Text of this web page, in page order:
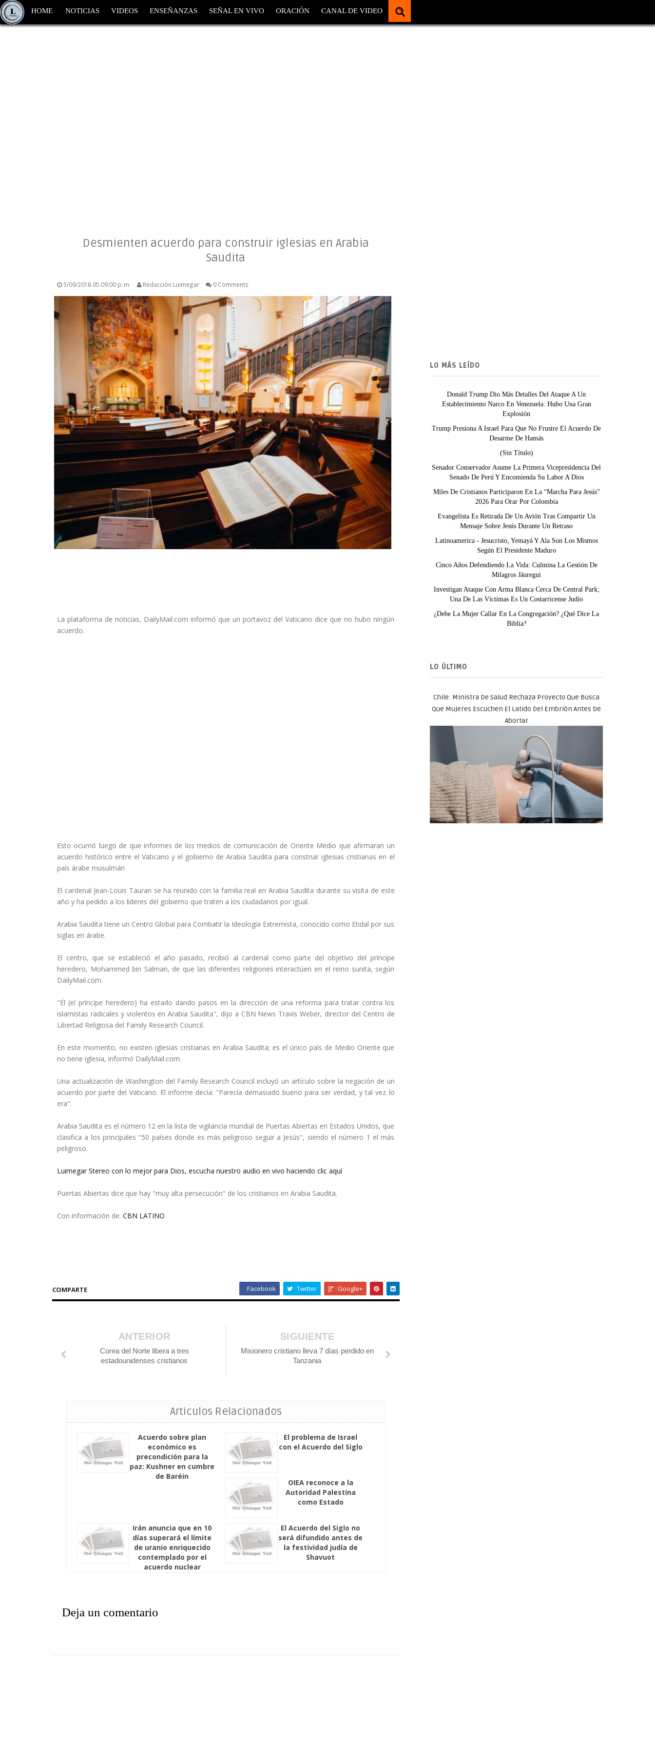
HOME NOTICIAS VIDEOS ENSEÑANZAS SEÑAL EN VIVO ORACIÓN CANAL DE VIDEO
Desmienten acuerdo para construir iglesias en Arabia
Saudita
5/09/2018 05:09:00 p. m. Redacción Luimegar 0 Comments
La plataforma de noticias, DailyMail.com informó que un portavoz del Vaticano dice que no hubo ningún
acuerdo.
Esto ocurrió luego de que informes de los medios de comunicación de Oriente Medio que afirmaran un
acuerdo histórico entre el Vaticano y el gobierno de Arabia Saudita para construir iglesias cristianas en el
país árabe musulmán
El cardenal Jean-Louis Tauran se ha reunido con la familia real en Arabia Saudita durante su visita de este
año y ha pedido a los líderes del gobierno que traten a los ciudadanos por igual.
Arabia Saudita tiene un Centro Global para Combatir la Ideología Extremista, conocido como Etidal por sus
siglas en árabe.
El centro, que se estableció el año pasado, recibió al cardenal como parte del objetivo del príncipe
heredero, Mohammed bin Salman, de que las diferentes religiones interactúen en el reino sunita, según
DailyMail.com.
"Él (el príncipe heredero) ha estado dando pasos en la dirección de una reforma para tratar contra los
islamistas radicales y violentos en Arabia Saudita", dijo a CBN News Travis Weber, director del Centro de
Libertad Religiosa del Family Research Council.
En este momento, no existen iglesias cristianas en Arabia Saudita; es el único país de Medio Oriente que
no tiene iglesia, informó DailyMail.com.
Una actualización de Washington del Family Research Council incluyó un artículo sobre la negación de un
acuerdo por parte del Vaticano. El informe decía: "Parecía demasiado bueno para ser verdad, y tal vez lo
era".
Arabia Saudita es el número 12 en la lista de vigilancia mundial de Puertas Abiertas en Estados Unidos, que
clasifica a los principales "50 países donde es más peligroso seguir a Jesús", siendo el número 1 el más
peligroso.
Luimegar Stereo con lo mejor para Dios, escucha nuestro audio en vivo haciendo clic aquí
Puertas Abiertas dice que hay "muy alta persecución" de los cristianos en Arabia Saudita.
Con información de: CBN LATINO
COMPARTE Facebook Twitter Google+
SIGUIENTE
Misionero cristiano lleva 7 días perdido en
Tanzania
ANTERIOR
Corea del Norte libera a tres
estadounidenses cristianos
Articulos Relacionados
Acuerdo sobre plan
económico es
precondición para la
paz: Kushner en cumbre
de Baréin
El problema de Israel
con el Acuerdo del Siglo
OIEA reconoce a la
Autoridad Palestina
como Estado
Irán anuncia que en 10
días superará el límite
de uranio enriquecido
contemplado por el
acuerdo nuclear
El Acuerdo del Siglo no
será difundido antes de
la festividad judía de
Shavuot
Deja un comentario
LO MÁS LEÍDO
Donald Trump Dio Más Detalles Del Ataque A Un
Establecimiento Narco En Venezuela: Hubo Una Gran
Explosión
Trump Presiona A Israel Para Que No Frustre El Acuerdo De
Desarme De Hamás
(sin Título)
Senador Conservador Asume La Primera Vicepresidencia Del
Senado De Perú Y Encomienda Su Labor A Dios
Miles De Cristianos Participaron En La “Marcha Para Jesús”
2026 Para Orar Por Colombia
Evangelista Es Retirada De Un Avión Tras Compartir Un
Mensaje Sobre Jesús Durante Un Retraso
Latinoamerica - Jesucristo, Yemayá Y Ala Son Los Mismos
Según El Presidente Maduro
Cinco Años Defendiendo La Vida: Culmina La Gestión De
Milagros Jáuregui
Investigan Ataque Con Arma Blanca Cerca De Central Park;
Una De Las Víctimas Es Un Costarricense Judío
¿Debe La Mujer Callar En La Congregación? ¿Qué Dice La
Biblia?
LO ÚLTIMO
Chile: Ministra De Salud Rechaza Proyecto Que Busca
Que Mujeres Escuchen El Latido Del Embrión Antes De
Abortar